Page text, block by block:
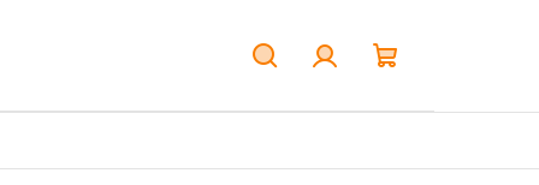
košík